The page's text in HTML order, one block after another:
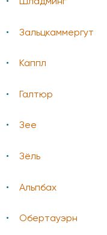
Зальцкаммергут
Каппл
Галтюр
Зее
Зёль
Альпбах
Обертауэрн